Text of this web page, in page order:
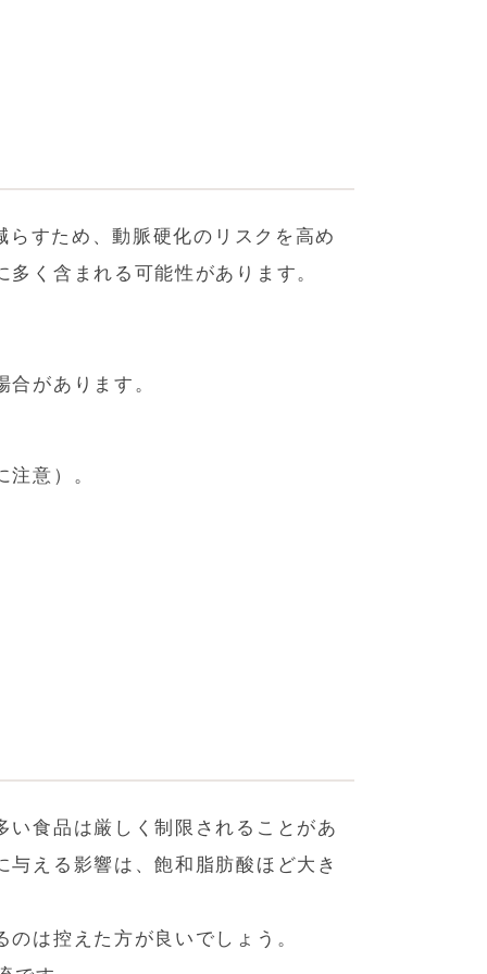
すため、動脈硬化のリスクを高め
く含まれる可能性があります。
があります。
意）。
食品は厳しく制限されることがあ
える影響は、飽和脂肪酸ほど大き
は控えた方が良いでしょう。